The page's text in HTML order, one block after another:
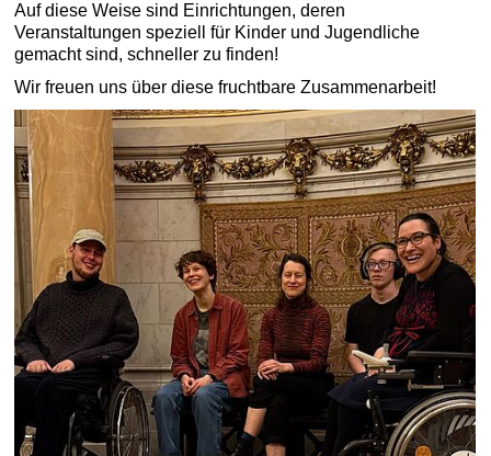
Auf diese Weise sind Einrichtungen, deren
Veranstaltungen speziell für Kinder und Jugendliche
gemacht sind, schneller zu finden!
Wir freuen uns über diese fruchtbare Zusammenarbeit!